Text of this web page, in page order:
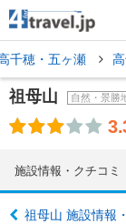
千穂・五ヶ瀬
祖母山 自然・景勝
施設情報・クチコミ
祖母山 施設情報